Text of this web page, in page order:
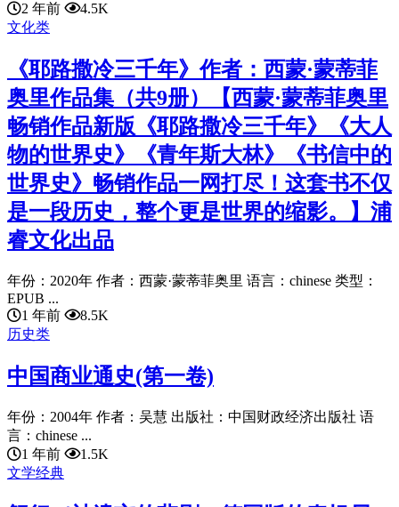
2 年前
4.5K
文化类
《耶路撒冷三千年》作者：西蒙·蒙蒂菲
奥里作品集（共9册）【西蒙·蒙蒂菲奥里
畅销作品新版《耶路撒冷三千年》《大人
物的世界史》《青年斯大林》《书信中的
世界史》畅销作品一网打尽！这套书不仅
是一段历史，整个更是世界的缩影。】浦
睿文化出品
年份：2020年 作者：西蒙·蒙蒂菲奥里 语言：chinese 类型：
EPUB ...
1 年前
8.5K
历史类
中国商业通史(第一卷)
年份：2004年 作者：吴慧 出版社：中国财政经济出版社 语
言：chinese ...
1 年前
1.5K
文学经典